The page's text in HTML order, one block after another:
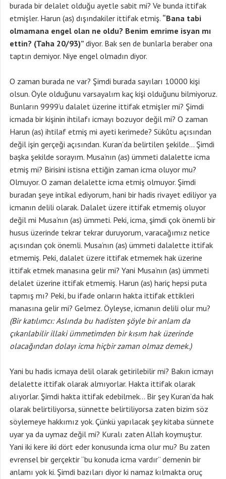
burada bir delalet olduğu ayetle sabit mi? Ve bunda ittifak
etmişler. Harun (as) dışındakiler ittifak etmiş. “Bana tabi
olmamana engel olan ne oldu? Benim emrime isyan mı
ettin? (Taha 20/93)” diyor. Bak sen de bunlarla beraber ona
taptın demiyor. Niye engel olmadın diyor.
O zaman burada ne var? Şimdi burada sayıları 10000 kişi
olsun. Öyle olduğunu varsayalım kaç kişi olduğunu bilmiyoruz.
Bunların 9999’u dalalet üzerine ittifak etmişler mi? Şimdi
icmada bir kişinin ihtilafı icmayı bozuyor değil mi? O zaman
Harun (as) ihtilaf etmiş mi ayeti kerimede? Sükûtu açısından
değil işin gerçeği açısından. Kuran’da belirtilen şekilde… Şimdi
başka şekilde sorayım. Musa’nın (as) ümmeti dalalette icma
etmiş mi? Birisini istisna ettiğin zaman icma oluyor mu?
Olmuyor. O zaman delalette icma etmiş olmuyor. Şimdi
buradan şeye intikal ediyorum, hani bir hadis rivayet ediliyor ya
icmanın delili olarak. Dalalet üzere ittifak etmemiş oluyor
değil mi Musa’nın (as) ümmeti. Peki, icma, şimdi çok önemli bir
husus üzerinde tekrar tekrar duruyorum, varacağımız netice
açısından çok önemli. Musa’nın (as) ümmeti dalalette ittifak
etmemiş. Peki, dalalet üzere ittifak etmemek hak üzerine
ittifak etmek manasına gelir mi? Yani Musa’nın (as) ümmeti
delalet üzerine ittifak etmemiş. Harun (as) hariç hepsi puta
tapmış mı? Peki, bu ifade onların hakta ittifak ettikleri
manasına gelir mi? Gelmez. Öyleyse, icmanın delili olur mu?
(Bir katılımcı: Aslında bu hadisten şöyle bir anlam da
çıkarılabilir illaki ümmetimden bir kısım hak üzerinde
olacağından dolayı icma hiçbir zaman olmaz demek.)
Yani bu hadis icmaya delil olarak getirilebilir mi? Bakın icmayı
delalette ittifak olarak almıyorlar. Hakta ittifak olarak
alıyorlar. Şimdi hakta ittifak edebilmek… Bir şey Kuran’da hak
olarak belirtiliyorsa, sünnette belirtiliyorsa zaten bizim söz
söylemeye hakkımız yok. Çünkü yapılacak şey kitaba sünnete
uyar ya da uymaz değil mi? Kuralı zaten Allah koymuştur.
Yani iki kere iki dört eder konusunda icma olur mu? Bu zaten
evrensel bir gerçektir “bu konuda icma vardır” demenin bir
anlamı yok ki. Şimdi bazıları diyor ki namaz kılmakta oruç